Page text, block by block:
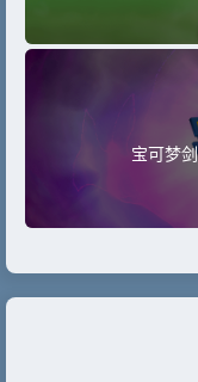
宝可梦